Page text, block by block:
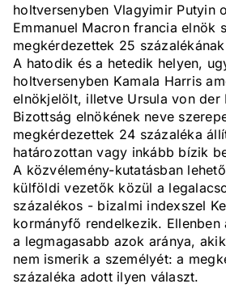
holtversenyben Vlagyimir Putyin
Emmanuel Macron francia elnök
megkérdezettek 25
A hatodik és a hetedik helyen,
holtversenyben Kamala Harris
elnökjelölt, illetve Ursula von der
Bizottság elnökének neve
megkérdezettek 24 százaléka
határozottan vagy inkább bízik
A közvélemény-kutatásban
külföldi vezetők közül a
százalékos - bizalmi indexszel
kormányfő rendelkezik. Ellenben
a legmagasabb azok aránya,
nem ismerik a személyét: a
százaléka adott ilyen választ.